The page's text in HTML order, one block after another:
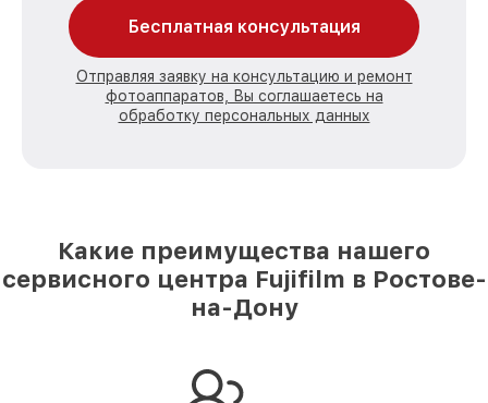
Бесплатная консультация
Отправляя заявку на консультацию и ремонт
фотоаппаратов, Вы соглашаетесь на
обработку персональных данных
Какие преимущества нашего
сервисного центра Fujifilm в Ростове-
на-Дону